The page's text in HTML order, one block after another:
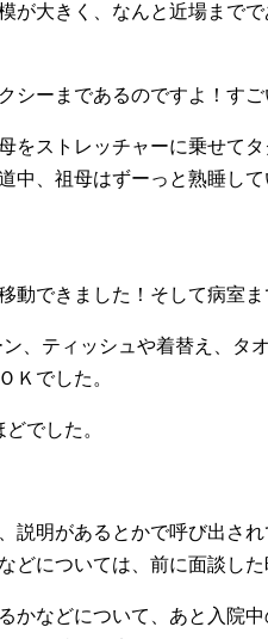
が大きく、なんと近場まで
シーまであるのですよ！すご
をストレッチャーに乗せて
中、祖母はずーっと熟睡し
動できました！そして病室ま
、ティッシュや着替え、タ
Ｋでした。
でした。
説明があるとかで呼び出さ
どについては、前に面談した
かなどについて、あと入院